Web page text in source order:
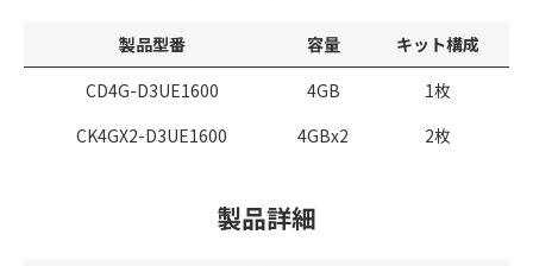
製品型番 容量
キット構成
CD4G-D3UE1600
4GB
1枚
CK4GX2-D3UE1600
4GBx2 2枚
製品詳細